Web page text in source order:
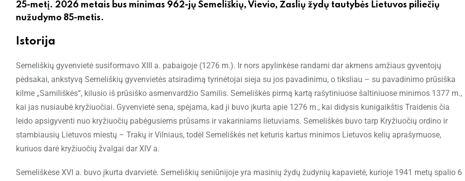
25-metį. 2026 metais bus minimas 962-jų Semeliškių, Vievio, Žaslių žydų tautybės Lietuvos piliečių
nužudymo 85-metis.
Istorija
Semeliškių gyvenvietė susiformavo XIII a. pabaigoje (1276 m.). Ir nors apylinkėse randami dar akmens amžiaus gyventojų
pėdsakai, ankstyvą Semeliškių gyvenvietės atsiradimą tyrinėtojai sieja su jos pavadinimu, o tiksliau – su pavadinimo prūsiška
kilme „Samiliškės“, kilusio iš prūsiško asmenvardžio Samilis. Semeliškės pirmą kartą rašytiniuose šaltiniuose minimos 1377 m.,
kai jas nusiaubė kryžiuočiai. Gyvenvietė sena, spėjama, kad ji buvo įkurta apie 1276 m., kai didysis kunigaikštis Traidenis čia
leido apsigyventi nuo kryžiuočių pabėgusiems prūsams ir vakariniams lietuviams. Semeliškės buvo tarp Kryžiuočių ordino ir
stambiausių Lietuvos miestų – Trakų ir Vilniaus, todėl Semeliškės net keturis kartus minimos Lietuvos kelių aprašymuose,
kuriuos darė kryžiuočių žvalgai dar XIV a.
Semeliškėse XVI a. buvo įkurta dvarvietė. Semeliškių seniūnijoje yra masinių žydų žudynių kapavietė, kurioje 1941 metų spalio 6